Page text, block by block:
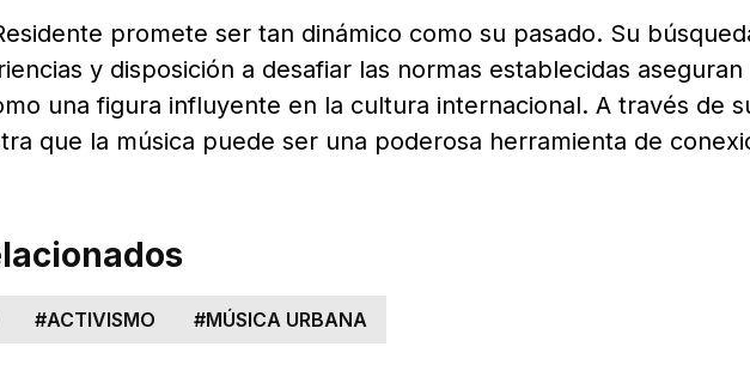
promete ser tan dinámico como su pasado. Su
y disposición a desafiar las normas establecidas aseguran
una figura influyente en la cultura internacional. A través de
que la música puede ser una poderosa herramienta de
#ACTIVISMO #MÚSICA URBANA